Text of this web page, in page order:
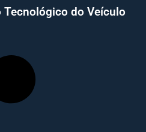
Tecnológico do Veículo